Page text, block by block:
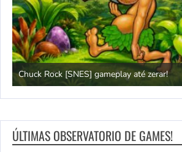
Chuck Rock [SNES] gameplay até zerar!
ÚLTIMAS OBSERVATORIO DE GAMES!